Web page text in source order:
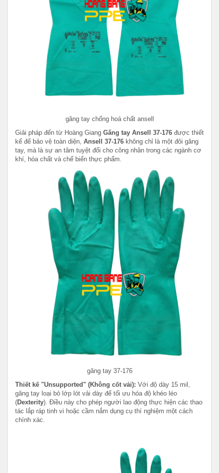
găng tay chống hoá chất ansell
Giải pháp đến từ Hoàng Giang Găng tay Ansell 37-176 được thiết
kế để bảo vệ toàn diện, Ansell 37-176 không chỉ là một đôi găng
tay, mà là sự an tâm tuyệt đối cho công nhân trong các ngành cơ
khí, hóa chất và chế biến thực phẩm.
găng tay 37-176
Thiết kế "Unsupported" (Không cốt vải): Với độ dày 15 mil,
găng tay loại bỏ lớp lót vải dày để tối ưu hóa độ khéo léo
(Dexterity). Điều này cho phép người lao động thực hiện các thao
tác lắp ráp tinh vi hoặc cầm nắm dụng cụ thí nghiệm một cách
chính xác.